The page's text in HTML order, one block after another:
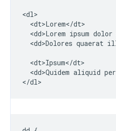
<dl>
  <dt>Lorem</dt>
<dd>Lorem ipsum dolor
<dd>Dolores quaerat
  <dt>Ipsum</dt>
<dd>Quidem aliquid